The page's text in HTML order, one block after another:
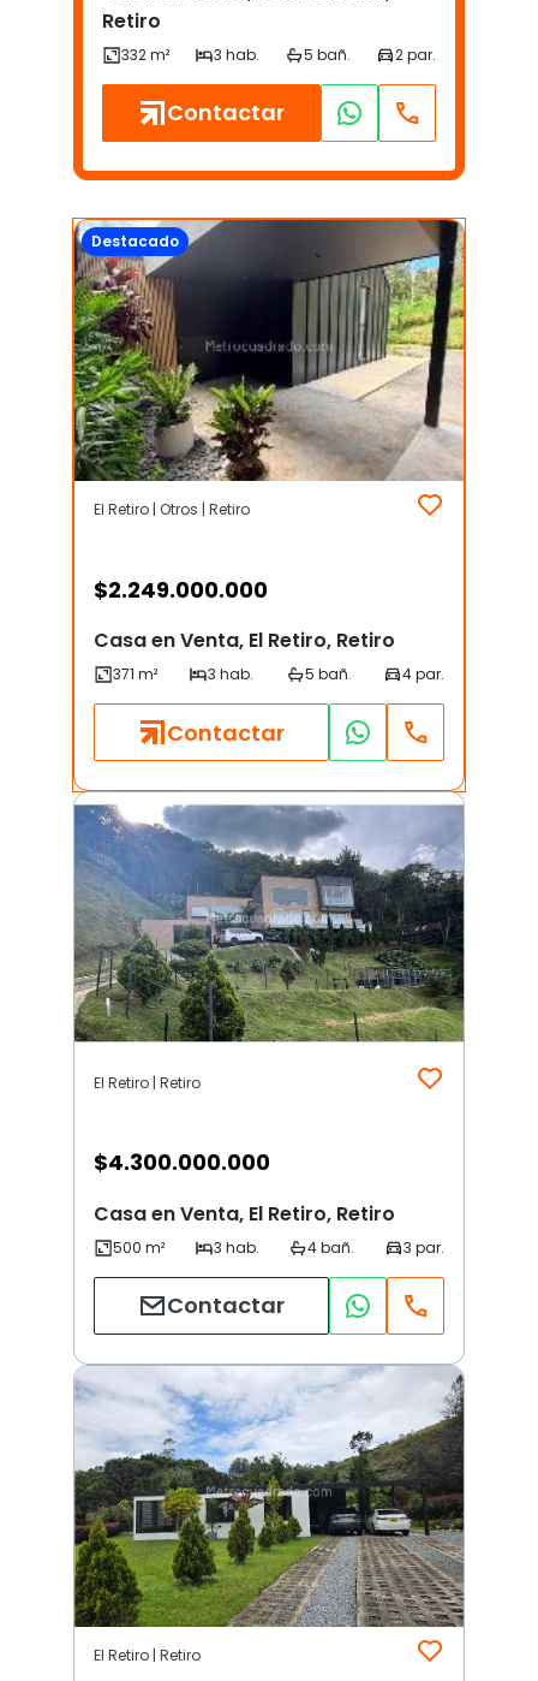
Retiro
Contactar
Destacado
El Retiro | Otros | Retiro
$2.249.000.000
Casa en Venta, El Retiro, Retiro
Contactar
El Retiro | Retiro
$4.300.000.000
Casa en Venta, El Retiro, Retiro
Contactar
El Retiro | Retiro